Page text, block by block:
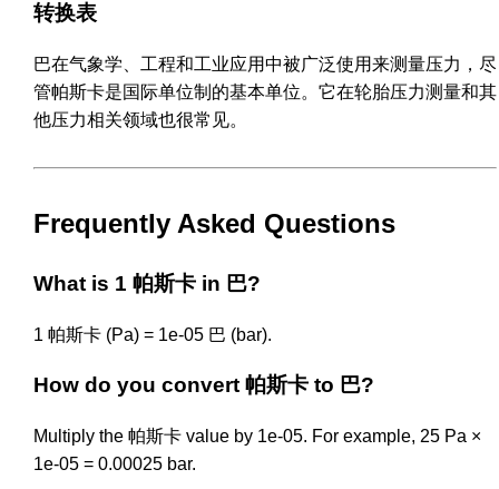
转换表
巴在气象学、工程和工业应用中被广泛使用来测量压力，尽
管帕斯卡是国际单位制的基本单位。它在轮胎压力测量和其
他压力相关领域也很常见。
Frequently Asked Questions
What is 1 帕斯卡 in 巴?
1 帕斯卡 (Pa) = 1e-05 巴 (bar).
How do you convert 帕斯卡 to 巴?
Multiply the 帕斯卡 value by 1e-05. For example, 25 Pa ×
1e-05 = 0.00025 bar.